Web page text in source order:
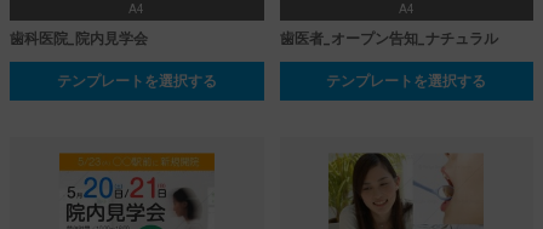
A4
歯科医院_院内見学会
テンプレートを選択する
A4
歯医者_オープン告知_ナチュラル
テンプレートを選択する